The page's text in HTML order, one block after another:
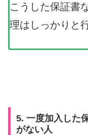
こうした保証書
理はしっかりと
5. 一度加入した
がない人